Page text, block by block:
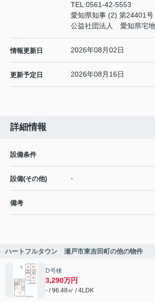
TEL:0561-42-5553
愛知県知事 (2) 第24401号
公益社団法人 愛知県宅
情報更新日 2026年08月02日
更新予定日 2026年08月16日
詳細情報
設備条件
設備(その他) -
備考
ハートフルタウン 瀬戸市東吉田町の他の物件
D号棟
3,290万円
- / 96.48㎡ / 4LDK